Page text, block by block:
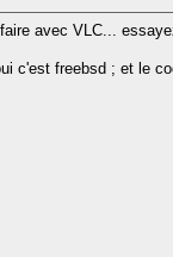
avec VLC...
c'est freebsd ; et le